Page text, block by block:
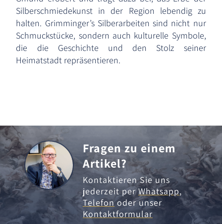
Silberschmiedekunst in der Region lebendig zu
halten. Grimminger’s Silberarbeiten sind nicht nur
Schmuckstücke, sondern auch kulturelle Symbole,
die die Geschichte und den Stolz seiner
Heimatstadt repräsentieren.
Fragen zu einem
Artikel?
Kontaktieren Sie uns
jederzeit perWhatsapp,
Telefonoder unser
Kontaktformular